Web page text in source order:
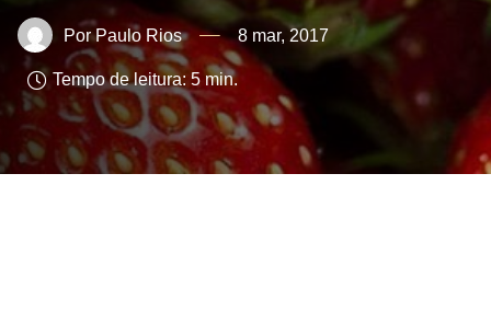
Paulo Rios 8 mar, 2017
Tempo de leitura: 5 min.